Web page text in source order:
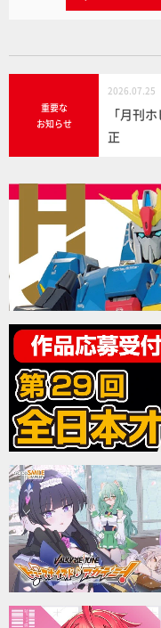
重要な
お知らせ
2026.07.25
「月刊
正